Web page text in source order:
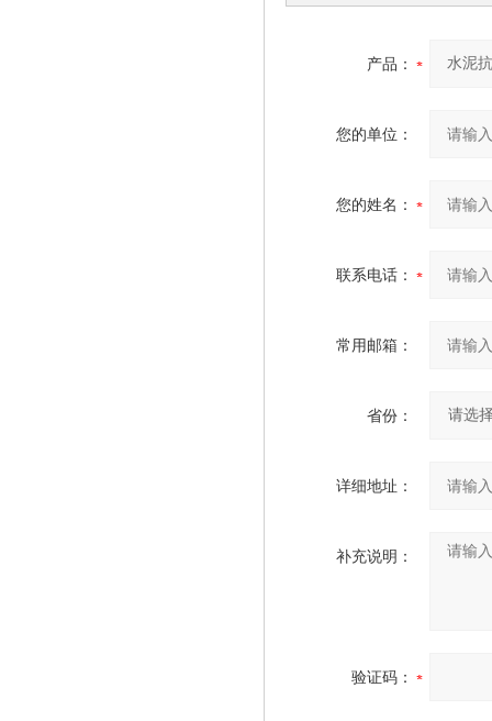
产品：
您的单位：
您的姓名：
联系电话：
常用邮箱：
省份：
详细地址：
补充说明：
验证码：